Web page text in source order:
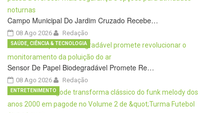
Campo Municipal Do Jardim Cruzado Recebe…
08 Ago 2026 Redação
Sensor De Papel Biodegradável Promete Re…
08 Ago 2026
SAÚDE, CIÊNCIA & TECNOLOGIA
Redação
ENTRETENIMENTO